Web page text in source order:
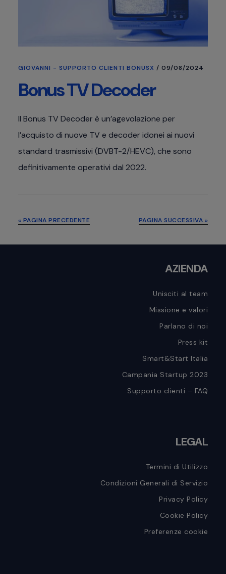
GIOVANNI - SUPPORTO CLIENTI BONUSX / 09/08/2024
Bonus TV Decoder
Il Bonus TV Decoder è un’agevolazione per
l’acquisto di nuove TV e decoder idonei ai nuovi
standard trasmissivi (DVBT-2/HEVC), che sono
definitivamente operativi dal 2022.
« PAGINA PRECEDENTE PAGINA SUCCESSIVA »
AZIENDA
Unisciti al team
Missione e valori
Parlano di noi
Press kit
Smart&Start Italia
Campania Startup 2023
Supporto clienti – FAQ
LEGAL
Termini di Utilizzo
Condizioni Generali di Servizio
Privacy Policy
Cookie Policy
Preferenze cookie